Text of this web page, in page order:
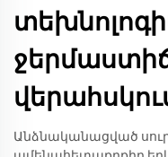
Անձնականացված